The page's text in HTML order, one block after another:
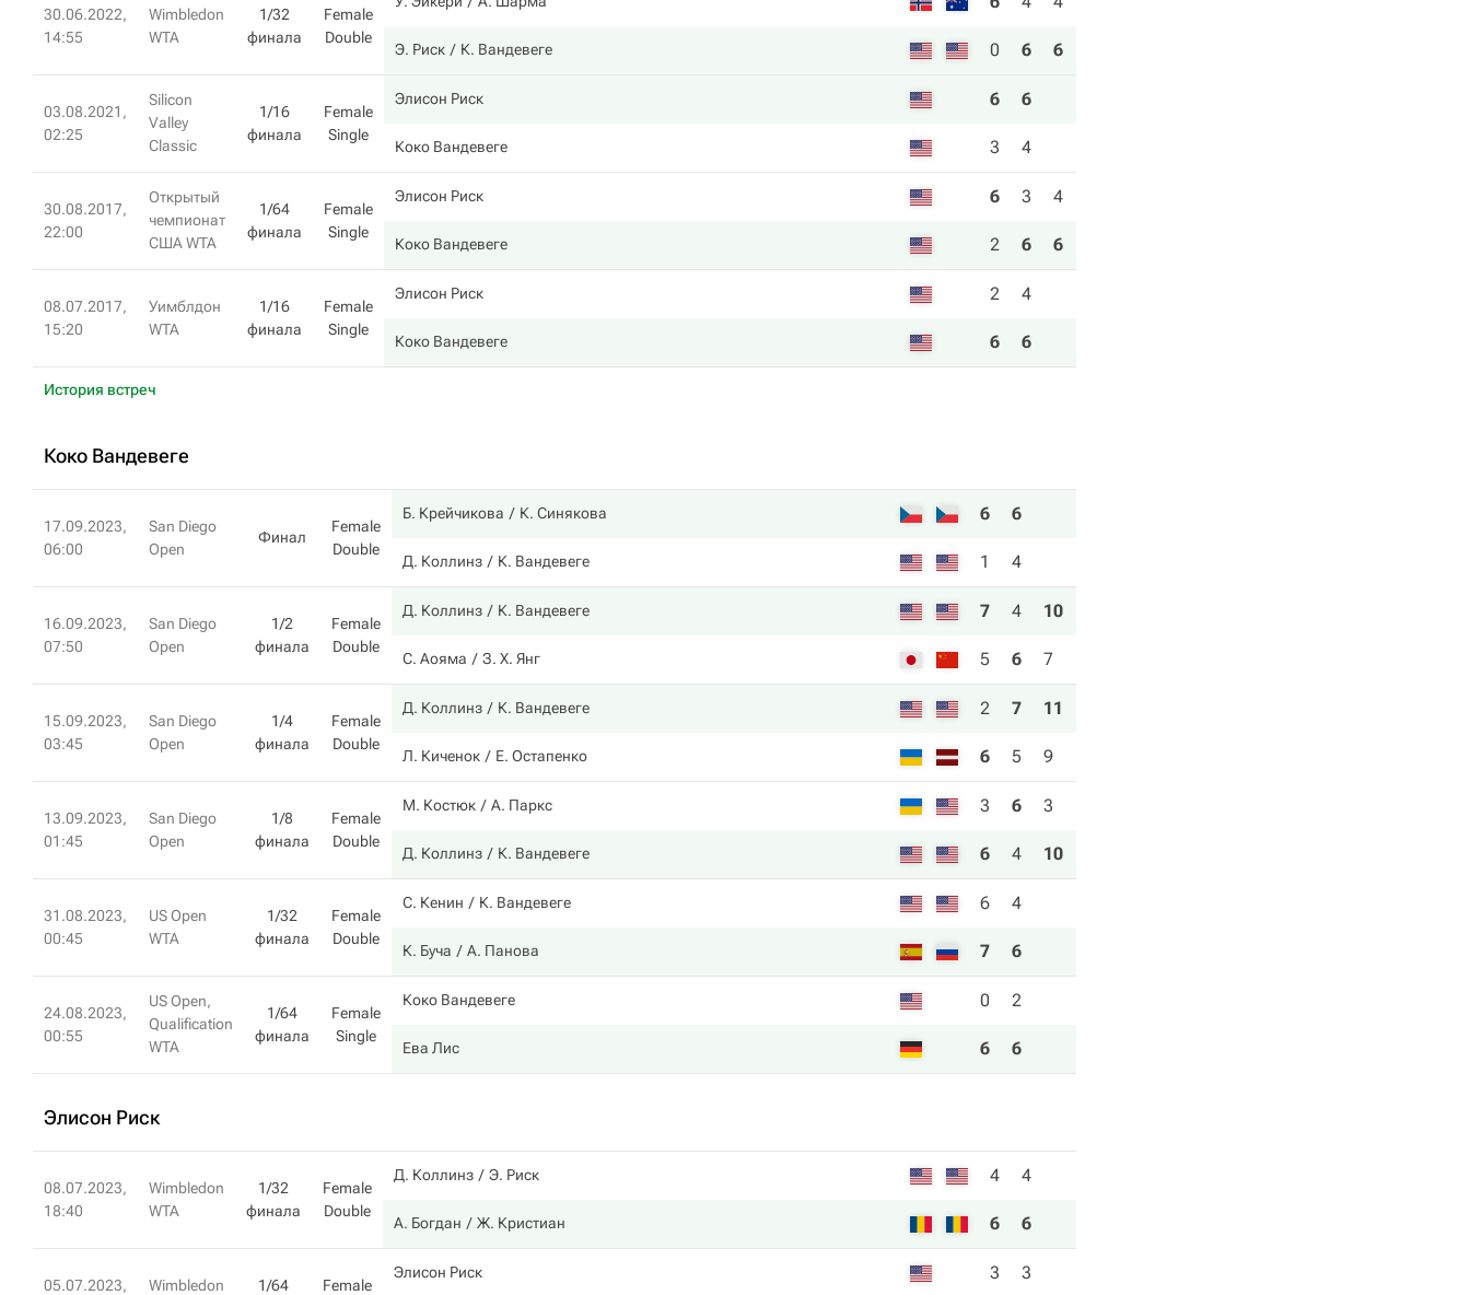
30.06.2022,
14:55
Wimbledon
WTA
1/32
финала
Female
Double
Э. Риск К. Вандевеге 0 6 6
03.08.2021,
02:25
Silicon
Valley
Classic
1/16
финала
Female
Single
Элисон Риск 6 6
Коко Вандевеге 3 4
30.08.2017,
22:00
Открытый
чемпионат
США WTA
1/64
финала
Female
Single
Элисон Риск 6 3 4
Коко Вандевеге 2 6 6
08.07.2017,
15:20
Уимблдон
WTA
1/16
финала
Female
Single
Элисон Риск 2 4
Коко Вандевеге 6 6
История встреч
Коко Вандевеге
17.09.2023,
06:00
San Diego
Open
Финал
Female
Double
Б. Крейчикова К. Синякова 6 6
Д. Коллинз К. Вандевеге 1 4
16.09.2023,
07:50
San Diego
Open
1/2
финала
Female
Double
Д. Коллинз К. Вандевеге 7 4 10
С. Аояма З. Х. Янг 5 6 7
15.09.2023,
03:45
San Diego
Open
1/4
финала
Female
Double
Д. Коллинз К. Вандевеге 2 7 11
Л. Киченок Е. Остапенко 6 5 9
13.09.2023,
01:45
San Diego
Open
1/8
финала
Female
Double
М. Костюк А. Паркс 3 6 3
Д. Коллинз К. Вандевеге 6 4 10
31.08.2023,
00:45
US Open
WTA
1/32
финала
Female
Double
С. Кенин К. Вандевеге 6 4
К. Буча А. Панова 7 6
24.08.2023,
00:55
US Open,
Qualification
WTA
1/64
финала
Female
Single
Коко Вандевеге 0 2
Ева Лис 6 6
Элисон Риск
08.07.2023,
18:40
Wimbledon
WTA
1/32
финала
Female
Double
Д. Коллинз Э. Риск 4 4
А. Богдан Ж. Кристиан 6 6
05.07.2023,
Wimbledon
1/64
Female
Элисон Риск 3 3